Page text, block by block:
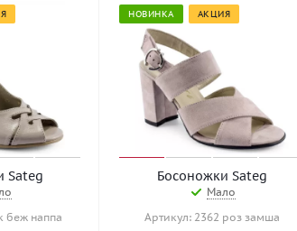
Sateg
беж наппа
НОВИНКА АКЦИЯ
Босоножки Sateg
Мало
Артикул: 2362 роз замша